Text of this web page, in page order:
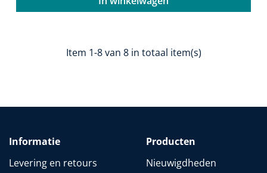
Item 1-8 van 8 in totaal item(s)
Informatie
Levering en retours
Producten
Nieuwigdheden